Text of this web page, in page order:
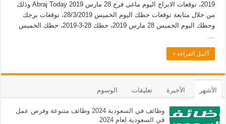
2019، توقعات الابراج اليوم ماغى فرح 28 مارس 2019 Abraj Today وذلك
من خلال متابعة توقعات حظك اليوم الخميس 28/3/2019، توقعات برجك
وحظك اليوم الخميس 28 مارس 2019، حظك 28-3-2019، حظك الخميس
…
أكمل القراءة »
الأشهر الأخيرة تعليقات الوسوم
وظائف في السعودية 2024 وظائف متنوعة وفرص عمل
في السعودية لعام 2024